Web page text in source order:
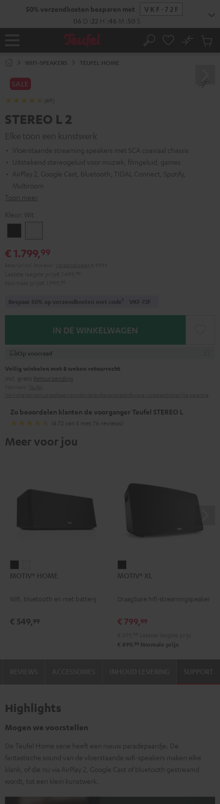
Home Zoeken
No
WIFI-SPEAKERS TEUFEL HOME
SALE
(49)
STEREO L 2
Elke toon een kunstwerk
Vloerstaande streaming speakers met SCA coaxiaal chassis
Uitstekend stereogeluid voor muziek, filmgeluid, games
AirPlay 2, Google Cast, bluetooth, TIDAL Connect, Spotify,
Multiroom
Toon meer
Kleur: Wit
€ 1.799,99
Bespaar 50% op verzendkosten met code1 VKF-72F
IN DE WINKELWAGEN
Op voorraad
Veilig winkelen met 8 weken retourrecht
incl. gratis Retourzending
Zo beoordelen klanten de voorganger Teufel STEREO L
(4.72 van 5 met 76 reviews)
Meer voor jou
HOMEHOME
MOTIV® HOME
Wifi, bluetooth en met batterij
€ 549,99
XL
MOTIV® XL
Draagbare hifi-streamingspeaker
€ 799,99
€ 899, 99 Normale prijs
SUPPORT
Highlights
Mogen we voorstellen
De Teufel Home serie heeft een nieuw paradepaardje. De
fantastische sound van de vloerstaande wifi-speakers maken elke
klank, of die nu via AirPlay 2, Google Cast of bluetooth gestreamd
wordt, tot een klein kunstwerk.